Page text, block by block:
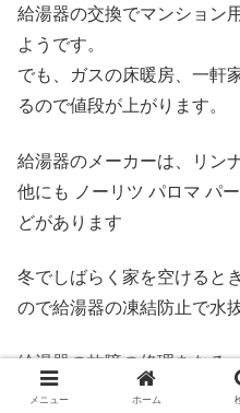
給湯器の交換でマンション
ようです。
でも、ガスの床暖房、一軒
るので値段が上がります。
給湯器のメーカーは、リン
他にも ノーリツ パロマ パ
どがあります
冬でしばらく家を空けると
ので給湯器の凍結防止で水
給湯器の故障の修理をなる
措置がとても大事です。
メニュー ホーム